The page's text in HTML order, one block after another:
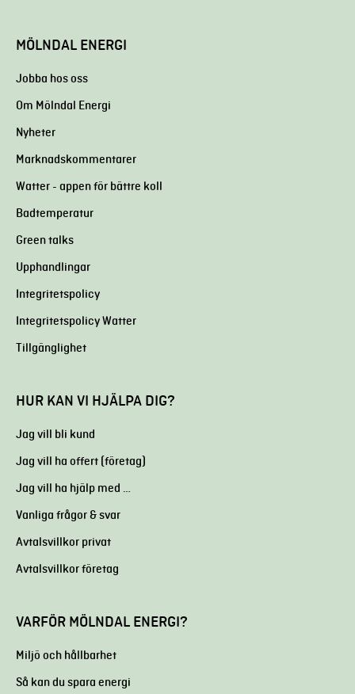
MÖLNDAL ENERGI
Jobba hos oss
Om Mölndal Energi
Nyheter
Marknadskommentarer
Watter - appen för bättre koll
Badtemperatur
Green talks
Upphandlingar
Integritetspolicy
Integritetspolicy Watter
Tillgänglighet
HUR KAN VI HJÄLPA DIG?
Jag vill bli kund
Jag vill ha offert (företag)
Jag vill ha hjälp med …
Vanliga frågor & svar
Avtalsvillkor privat
Avtalsvillkor företag
VARFÖR MÖLNDAL ENERGI?
Miljö och hållbarhet
Så kan du spara energi